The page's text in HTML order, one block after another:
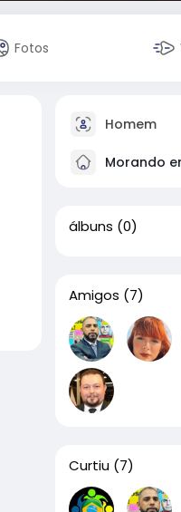
Fotos
Homem
Morando
álbuns (0)
Amigos (7)
Curtiu (7)